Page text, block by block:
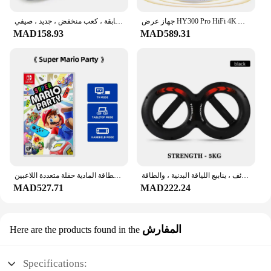
حذاء فردي للنساء بنعل ناعم وأكمام مسطحة ، حذاء فرنسي ، جلد ناعم ، كل أنواع المطابقة ، كعب منخفض ، جديد ، صيفي ،
MAD158.93
جهاز عرض HY300 Pro HiFi 4K Android 11 Dual Wifi6.0 BT5.0 H713 280ANSI 720P مكبر صوت سينما مدمج جهاز عرض صغير محمول
MAD589.31
نينتندو سويتش - سوبر ماريو بارتي - إصدار ستاندر - ألعاب خرطوشة البطاقة المادية حفلة متعددة اللاعبين
MAD527.71
مدرب قوة اليد لتمارين المعصم والذراع ، قوة قوة الساعد متعددة الوظائف ، ينابيع اللياقة البدنية ، والطاقة
MAD222.24
Here are the products found in the المفارش
Specifications: